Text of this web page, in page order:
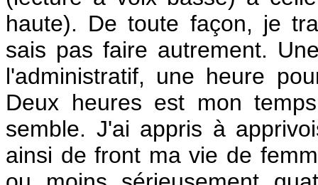
haute). De toute façon, je
sais pas faire autrement.
l'administratif, une heure
Deux heures est mon
semble. J'ai appris à
ainsi de front ma vie de